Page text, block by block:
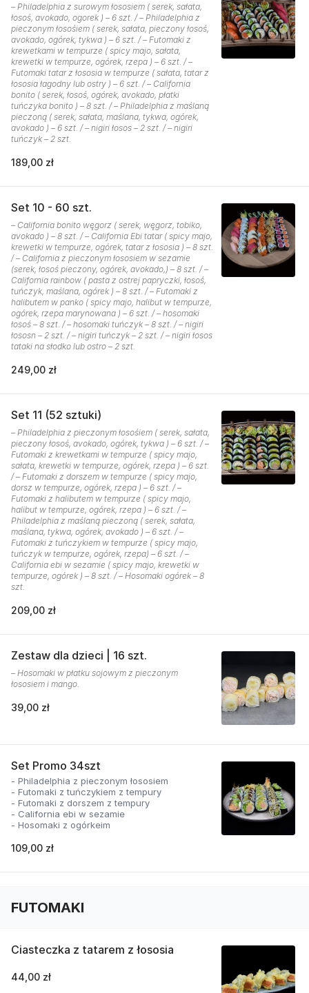
– Philadelphia z surowym łososiem ( serek, sałata,
łosoś, avokado, ogorek ) – 6 szt. / – Philadelphia z
pieczonym łosośiem ( serek, sałata, pieczony łosoś,
avokado, ogórek, tykwa ) – 6 szt. / – Futomaki z
krewetkami w tempurze ( spicy majo, sałata,
krewetki w tempurze, ogórek, rzepa ) – 6 szt. / –
Futomaki tatar z łososia w tempurze ( sałata, tatar z
łososia łagodny lub ostry ) – 6 szt. / – California
bonito ( serek, łosoś, ogórek, avokado, płatki
tuńczyka bonito ) – 8 szt. / – Philadelphia z maślaną
pieczoną ( serek, sałata, maślana, tykwa, ogórek,
avokado ) – 6 szt. / – nigiri łosos – 2 szt. / – nigiri
tuńczyk – 2 szt.
189,00 zł
Set 10 - 60 szt.
– California bonito węgorz ( serek, węgorz, tobiko,
avokado ) – 8 szt. / – California Ebi tatar ( spicy majo,
krewetki w tempurze, ogórek, tatar z łososia ) – 8 szt.
/ – California z pieczonym łososiem w sezamie
(serek, łosoś pieczony, ogórek, avokado,) – 8 szt. / –
California rainbow ( pasta z ostrej papryczki, łosoś,
tuńczyk, maślana, ogórek ) – 8 szt. / – Futomaki z
halibutem w panko ( spicy majo, halibut w tempurze,
ogórek, rzepa marynowana ) – 6 szt. / – hosomaki
łosoś – 8 szt. / – hosomaki tuńczyk – 8 szt. / – nigiri
łososn – 2 szt. / – nigiri tuńczyk – 2 szt. / – nigiri łosos
tataki na słodko lub ostro – 2 szt.
249,00 zł
Set 11 (52 sztuki)
– Philadelphia z pieczonym łosośiem ( serek, sałata,
pieczony łosoś, avokado, ogórek, tykwa ) – 6 szt. / –
Futomaki z krewetkami w tempurze ( spicy majo,
sałata, krewetki w tempurze, ogórek, rzepa ) – 6 szt.
/ – Futomaki z dorszem w tempurze ( spicy majo,
dorsz w tempurze, ogórek, rzepa ) – 6 szt. / –
Futomaki z halibutem w tempurze ( spicy majo,
halibut w tempurze, ogórek, rzepa ) – 6 szt. / –
Philadelphia z maślaną pieczoną ( serek, sałata,
maślana, tykwa, ogórek, avokado ) – 6 szt. / –
Futomaki z tuńczykiem w tempurze ( spicy majo,
tuńczyk w tempurze, ogórek, rzepa) – 6 szt. / –
California ebi w sezamie ( spicy majo, krewetki w
tempurze, ogórek ) – 8 szt. / – Hosomaki ogórek – 8
szt.
209,00 zł
Zestaw dla dzieci | 16 szt.
– Hosomaki w płatku sojowym z pieczonym
łososiem i mango.
39,00 zł
Set Promo 34szt
- Philadelphia z pieczonym łososiem
- Futomaki z tuńczykiem z tempury
- Futomaki z dorszem z tempury
- California ebi w sezamie
- Hosomaki z ogórkeim
109,00 zł
FUTOMAKI
Ciasteczka z tatarem z łososia
44,00 zł